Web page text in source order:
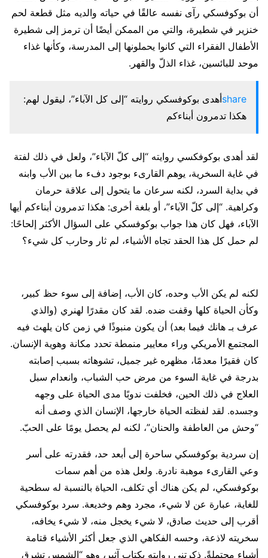
أن بوكوفسكي رآى نفسه عالقًا في حياته والديه مثل قطعة لحم
خنزير في شطيرة، والتي من الممكن أيضًا أن ترمز إلى شطيرة
الأطفال الفقراء التي كانوا يحملونها إلى المدرسة، وكأنها غذاء
موحد للبائسين، غذاء الذلّ والقهر.
shareأهدى بوكوفسكي روايته “إلى كل الآباء”، ليقول لهم:
هكذا تدمرون أبناءكم
لقد أهدى بوكوفكسي روايته “إلى كلّ الآباء”، ولعل في ذلك لفتة
في غاية السخرية، يوهم القارىء بوجود دفء ما بين الأب وابنه
في بداية السرد، لكنه سرعان ما يتحول إلى علاقة حرمان
وكراهية. “إلى كلّ الآباء”، أو بلغة أخرى: هكذا تدمرون أبناءكم أيها
الآباء، فهل كان هذا جواب بوكوفسكي على السؤال الأكثر إلحاحًا:
لم حمل كل هذا الحقد تجاه الأشياء، لم ثار وحارب كل شيء؟
لكنه لم يكن الأب وحده، كان الأب، إضافة إلى سوء حظ كبير،
وكأن الحياة كلها وقفت ضده. لقد كان مقدرًا لهنري (والذي
عرف بـ هانك فيما بعد) أن يكون منبوذًا في زمن كان يلهث فيه
المجتمع الأمريكي وراء معايير منمطة تحدد مكانة وهوية الإنسان.
كان فقيرًا معدمًا، مظهره غير جميل، تشوهاته بسبب إصابته
بدرجة في غاية السوء من مرض حب الشباب، وانعدام سبل
العلاج في ذلك الحين، فخلفت ندوبًا مدى الحياة على وجهه
وجسده. لقد لفظته الحياة خارجها، الإنسان الذي وصف أنه
“وحش من العاطفة والحنان”، لكنه لم يحصل يومًا على الحبّ.
إن سردية بوكوفسكي ساحرة إلى أبعد حد، فقدرته على أسر
وعي القارىء موهبة نادرة. ولعل هذه من أهم سمات
بوكوفسكي، لم يكن هناك أي تكلف، الحياة بالنسبة له سطحية
للغاية، عبارة عن لا شيء، مجرد وهم وخديعة. سرد بوكوفسكي
أقرب إلى حديث صادق، لا شيء يخجل منه، لا شيء يخافه،
سخريته لاذعة، وحسه الفكاهي الذي جعل أكثر الأشياء قتامة
أشياء محتملةً. ذكرتني روايته بكتاب آثير، وهو “الشمس تشرق